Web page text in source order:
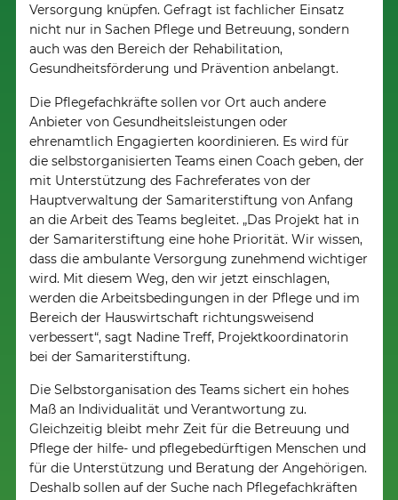
Versorgung knüpfen. Gefragt ist fachlicher Einsatz
nicht nur in Sachen Pflege und Betreuung, sondern
auch was den Bereich der Rehabilitation,
Gesundheitsförderung und Prävention anbelangt.
Die Pflegefachkräfte sollen vor Ort auch andere
Anbieter von Gesundheitsleistungen oder
ehrenamtlich Engagierten koordinieren. Es wird für
die selbstorganisierten Teams einen Coach geben, der
mit Unterstützung des Fachreferates von der
Hauptverwaltung der Samariterstiftung von Anfang
an die Arbeit des Teams begleitet. „Das Projekt hat in
der Samariterstiftung eine hohe Priorität. Wir wissen,
dass die ambulante Versorgung zunehmend wichtiger
wird. Mit diesem Weg, den wir jetzt einschlagen,
werden die Arbeitsbedingungen in der Pflege und im
Bereich der Hauswirtschaft richtungsweisend
verbessert“, sagt Nadine Treff, Projektkoordinatorin
bei der Samariterstiftung.
Die Selbstorganisation des Teams sichert ein hohes
Maß an Individualität und Verantwortung zu.
Gleichzeitig bleibt mehr Zeit für die Betreuung und
Pflege der hilfe- und pflegebedürftigen Menschen und
für die Unterstützung und Beratung der Angehörigen.
Deshalb sollen auf der Suche nach Pflegefachkräften